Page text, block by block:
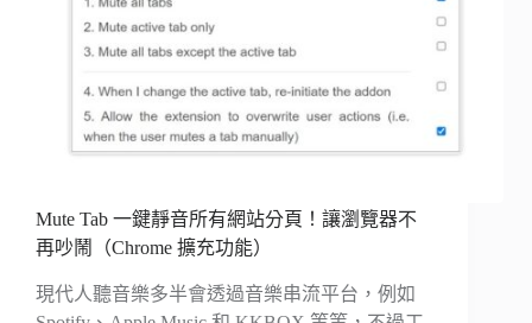
Mute Tab 一鍵靜音所有網站分頁！讓瀏覽器不
再吵鬧（Chrome 擴充功能）
現代人聽音樂多半會透過音樂串流平台，例如